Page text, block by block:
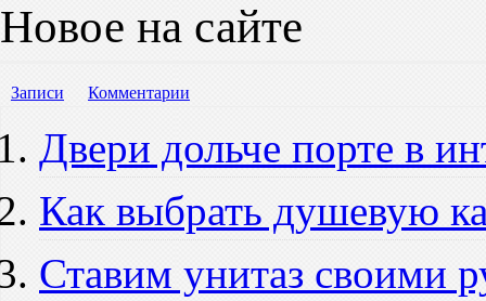
Новое на сайте
Записи Комментарии
Двери дольче порте в
Как выбрать душевую
Ставим унитаз своими